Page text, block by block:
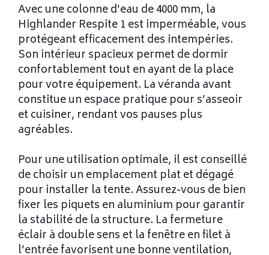
Avec une colonne d’eau de 4000 mm, la
Highlander Respite 1 est imperméable, vous
protégeant efficacement des intempéries.
Son intérieur spacieux permet de dormir
confortablement tout en ayant de la place
pour votre équipement. La véranda avant
constitue un espace pratique pour s’asseoir
et cuisiner, rendant vos pauses plus
agréables.
Pour une utilisation optimale, il est conseillé
de choisir un emplacement plat et dégagé
pour installer la tente. Assurez-vous de bien
fixer les piquets en aluminium pour garantir
la stabilité de la structure. La fermeture
éclair à double sens et la fenêtre en filet à
l’entrée favorisent une bonne ventilation,